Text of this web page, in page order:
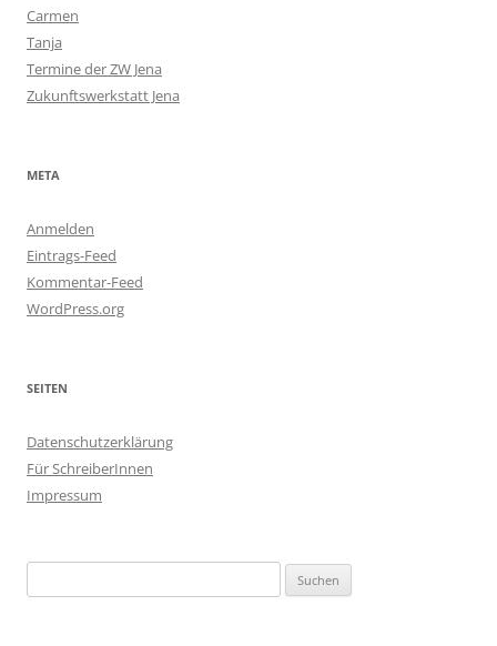
Carmen
Tanja
Termine der ZW Jena
Zukunftswerkstatt Jena
META
Anmelden
Eintrags-Feed
Kommentar-Feed
WordPress.org
SEITEN
Datenschutzerklärung
Für SchreiberInnen
Impressum
nach: